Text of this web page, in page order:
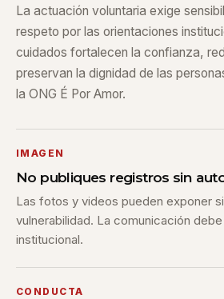
La actuación voluntaria exige
respeto por las orientaciones
cuidados fortalecen la confianza,
preservan la dignidad de las
la ONG É Por Amor.
IMAGEN
No publiques registros sin
Las fotos y videos pueden exponer
vulnerabilidad. La comunicación
institucional.
CONDUCTA